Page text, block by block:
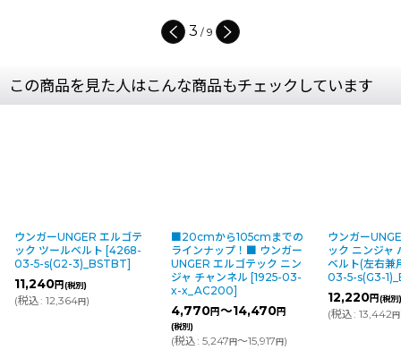
4 / 9
この商品を見た人はこんな商品もチェックしています
ウンガーUNGER エルゴテ
ック ツールベルト [4268-
03-5-s(G2-3)_BSTBT]
11,240円(税別)
(税込: 12,364円)
■20cmから105cmまでの
ラインナップ！■ ウンガー
UNGER エルゴテック ニン
ジャ チャンネル [1925-03-
x-x_AC200]
4,770円～14,470円
(税別)
(税込: 5,247円～15,917円)
ウンガー
ック ニンジャ
ベルト(左右兼
03-5-s(G3-
12,220円(税別
(税込: 13,442円